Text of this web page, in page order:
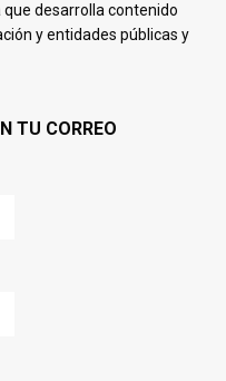
desarrolla contenido
y entidades públicas y
TU CORREO